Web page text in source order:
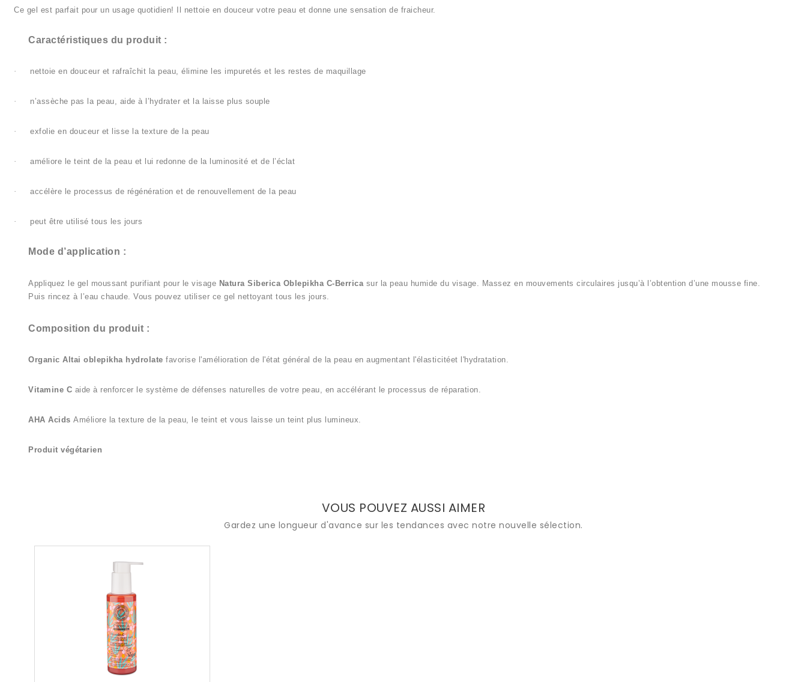
Ce gel est parfait pour un usage quotidien! Il nettoie en douceur votre peau et donne une sensation de fraicheur.
Caractéristiques du produit :
· nettoie en douceur et rafraîchit la peau, élimine les impuretés et les restes de maquillage
· n’assèche pas la peau, aide à l’hydrater et la laisse plus souple
· exfolie en douceur et lisse la texture de la peau
· améliore le teint de la peau et lui redonne de la luminosité et de l’éclat
· accélère le processus de régénération et de renouvellement de la peau
· peut être utilisé tous les jours
Mode d’application :
Appliquez le gel moussant purifiant pour le visage Natura Siberica Oblepikha C-Berricasur la peau humide du visage. Massez en mouvements circulaires jusqu’à l’obtention d’une mousse fine.
Puis rincez à l’eau chaude. Vous pouvez utiliser ce gel nettoyant tous les jours.
Composition du produit :
Organic Altai oblepikha hydrolate favorise l'amélioration de l'état général de la peau en augmentant l'élasticitéet l'hydratation.
Vitamine C aide à renforcer le système de défenses naturelles de votre peau, en accélérant le processus de réparation.
AHA Acids Améliore la texture de la peau, le teint et vous laisse un teint plus lumineux.
Produit végétarien
VOUS POUVEZ AUSSI AIMER
Gardez une longueur d'avance sur les tendances avec notre nouvelle sélection.